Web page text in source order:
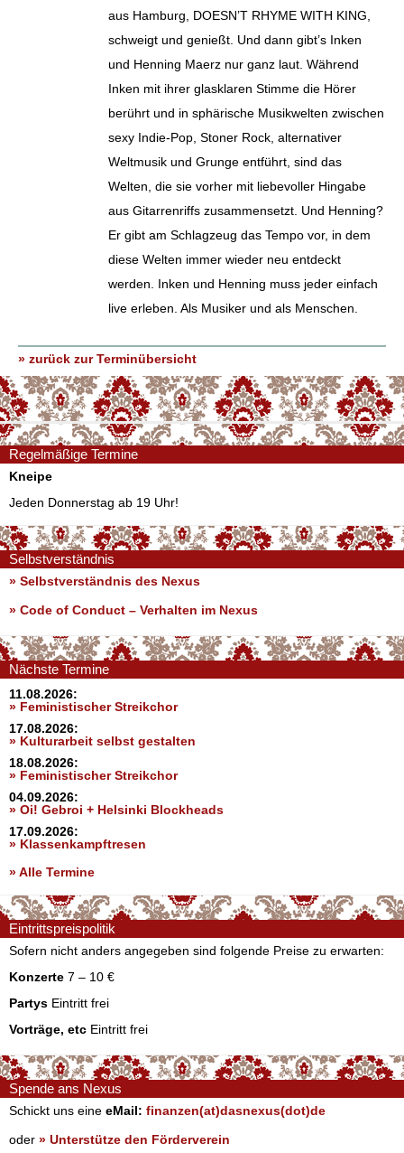
aus Hamburg, DOESN’T RHYME WITH KING,
schweigt und genießt. Und dann gibt’s Inken
und Henning Maerz nur ganz laut. Während
Inken mit ihrer glasklaren Stimme die Hörer
berührt und in sphärische Musikwelten zwischen
sexy Indie-Pop, Stoner Rock, alternativer
Weltmusik und Grunge entführt, sind das
Welten, die sie vorher mit liebevoller Hingabe
aus Gitarrenriffs zusammensetzt. Und Henning?
Er gibt am Schlagzeug das Tempo vor, in dem
diese Welten immer wieder neu entdeckt
werden. Inken und Henning muss jeder einfach
live erleben. Als Musiker und als Menschen.
» zurück zur Terminübersicht
Regelmäßige Termine
Kneipe
Jeden Donnerstag ab 19 Uhr!
Selbstverständnis
» Selbstverständnis des Nexus
» Code of Conduct – Verhalten im Nexus
Nächste Termine
11.08.2026:
» Feministischer Streikchor
17.08.2026:
» Kulturarbeit selbst gestalten
18.08.2026:
» Feministischer Streikchor
04.09.2026:
» Oi! Gebroi + Helsinki Blockheads
17.09.2026:
» Klassenkampftresen
» Alle Termine
Eintrittspreispolitik
Sofern nicht anders angegeben sind folgende Preise zu erwarten:
Konzerte 7 – 10 €
Partys Eintritt frei
Vorträge, etc Eintritt frei
Spende ans Nexus
Schickt uns eine eMail: finanzen(at)dasnexus(dot)de
oder » Unterstütze den Förderverein